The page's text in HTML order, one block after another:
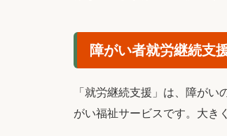
障がい者就労継続
「就労継続支援」は、障が
がい福祉サービスです。大きく